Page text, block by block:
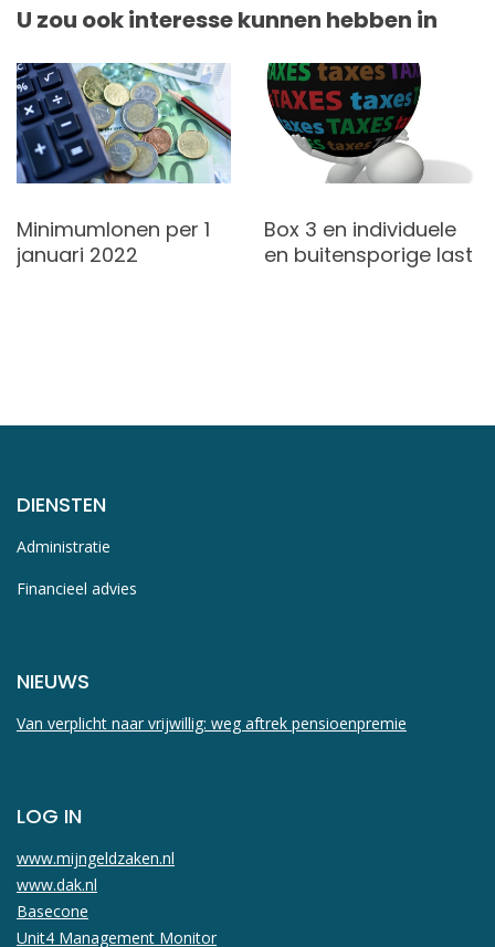
U zou ook interesse kunnen hebben in
Minimumlonen per 1
januari 2022
Box 3 en individuele
en buitensporige last
DIENSTEN
Administratie
Financieel advies
NIEUWS
Van verplicht naar vrijwillig: weg aftrek pensioenpremie
LOG IN
www.mijngeldzaken.nl
www.dak.nl
Basecone
Unit4 Management Monitor